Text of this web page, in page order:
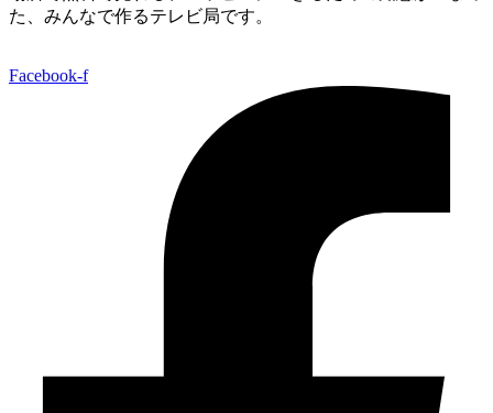
た、みんなで作るテレビ局です。
Facebook-f